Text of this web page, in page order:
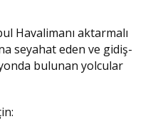
Havalimanı aktarmalı
seyahat eden ve gidiş-
bulunan yolcular